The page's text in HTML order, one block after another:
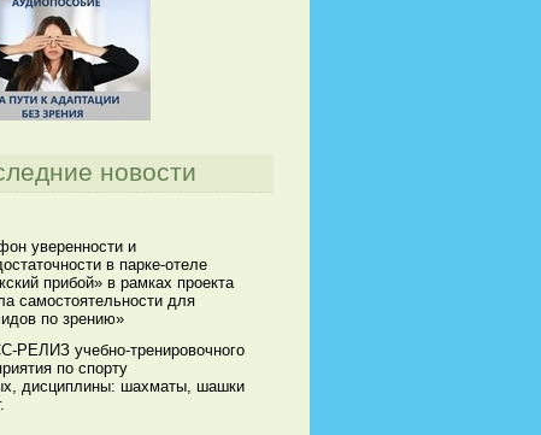
новости
уверенности и
в парке-отеле
прибой» в рамках проекта
самостоятельности для
по зрению»
РЕЛИЗ учебно-тренировочного
по спорту
дисциплины: шахматы, шашки